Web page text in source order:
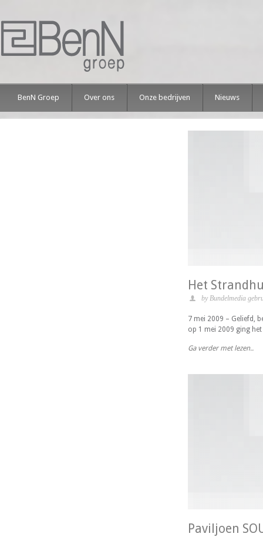
BenN Groep Over ons Onze bedrijven Nieuws
Het
by Bundelmedia
7 mei 2009 – Geliefd,
op 1 mei 2009 ging
Ga verder met lezen..
Paviljoen